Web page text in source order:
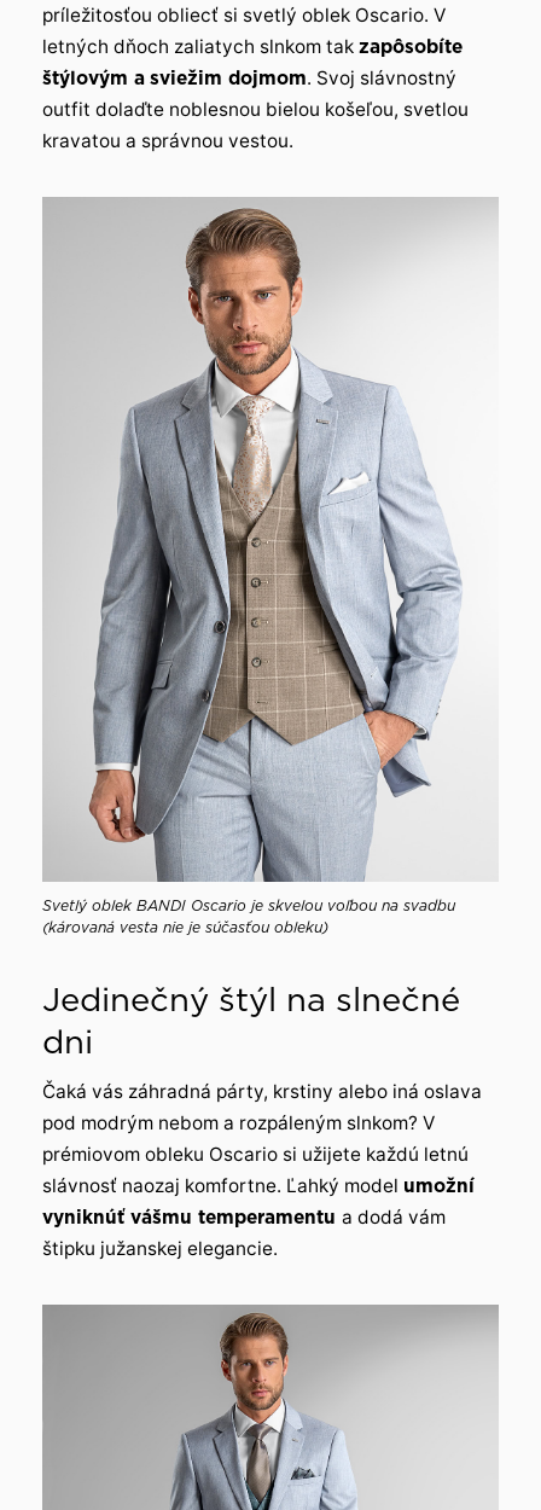
príležitosťou obliecť si svetlý oblek Oscario. V
letných dňoch zaliatych slnkom tak zapôsobíte
štýlovým a sviežim dojmom. Svoj slávnostný
outfit dolaďte noblesnou bielou košeľou, svetlou
kravatou a správnou vestou.
Svetlý oblek BANDI Oscario je skvelou voľbou na svadbu
(károvaná vesta nie je súčasťou obleku)
Jedinečný štýl na slnečné
dni
Čaká vás záhradná párty, krstiny alebo iná oslava
pod modrým nebom a rozpáleným slnkom? V
prémiovom obleku Oscario si užijete každú letnú
slávnosť naozaj komfortne. Ľahký model umožní
vyniknúť vášmu temperamentu a dodá vám
štipku južanskej elegancie.